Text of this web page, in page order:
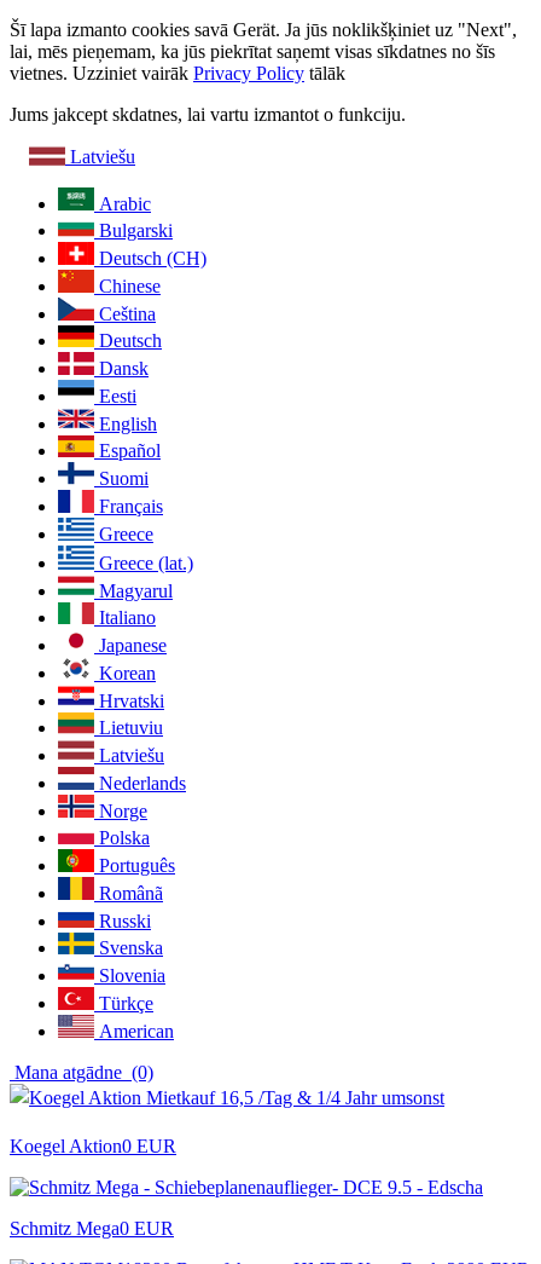
Šī lapa izmanto cookies savā Gerät. Ja jūs noklikšķiniet uz "Next",
lai, mēs pieņemam, ka jūs piekrītat saņemt visas sīkdatnes no šīs
vietnes. Uzziniet vairāk Privacy Policy tālāk
Jums jakcept skdatnes, lai vartu izmantot o funkciju.
Latviešu
Arabic
Bulgarski
Deutsch (CH)
Chinese
Ceština
Deutsch
Dansk
Eesti
English
Español
Suomi
Français
Greece
Greece (lat.)
Magyarul
Italiano
Japanese
Korean
Hrvatski
Lietuviu
Latviešu
Nederlands
Norge
Polska
Português
Românã
Russki
Svenska
Slovenia
Türkçe
American
Mana atgādne (0)
Koegel Aktion0 EUR
Schmitz Mega0 EUR